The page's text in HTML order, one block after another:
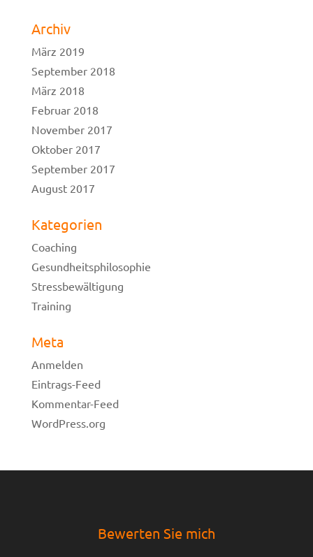
Archiv
März 2019
September 2018
März 2018
Februar 2018
November 2017
Oktober 2017
September 2017
August 2017
Kategorien
Coaching
Gesundheitsphilosophie
Stressbewältigung
Training
Meta
Anmelden
Eintrags-Feed
Kommentar-Feed
WordPress.org
Bewerten Sie mich